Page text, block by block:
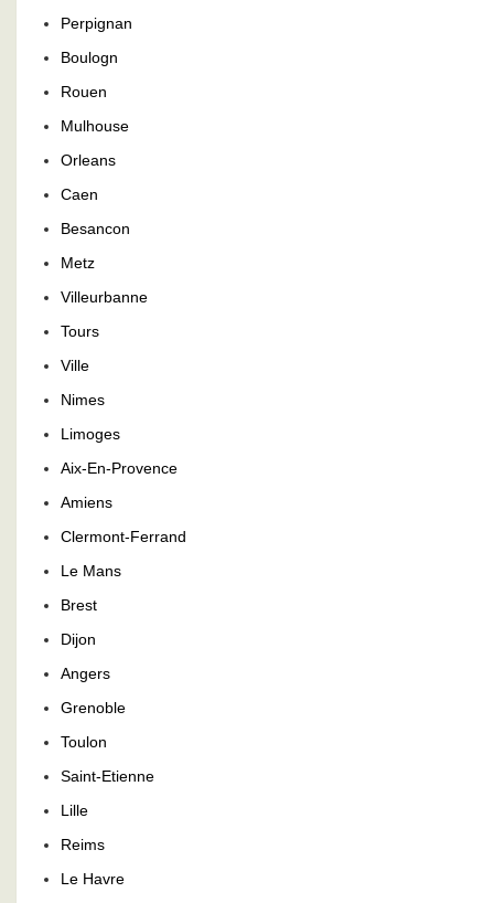
Perpignan
Boulogn
Rouen
Mulhouse
Orleans
Caen
Besancon
Metz
Villeurbanne
Tours
Ville
Nimes
Limoges
Aix-En-Provence
Amiens
Clermont-Ferrand
Le Mans
Brest
Dijon
Angers
Grenoble
Toulon
Saint-Etienne
Lille
Reims
Le Havre